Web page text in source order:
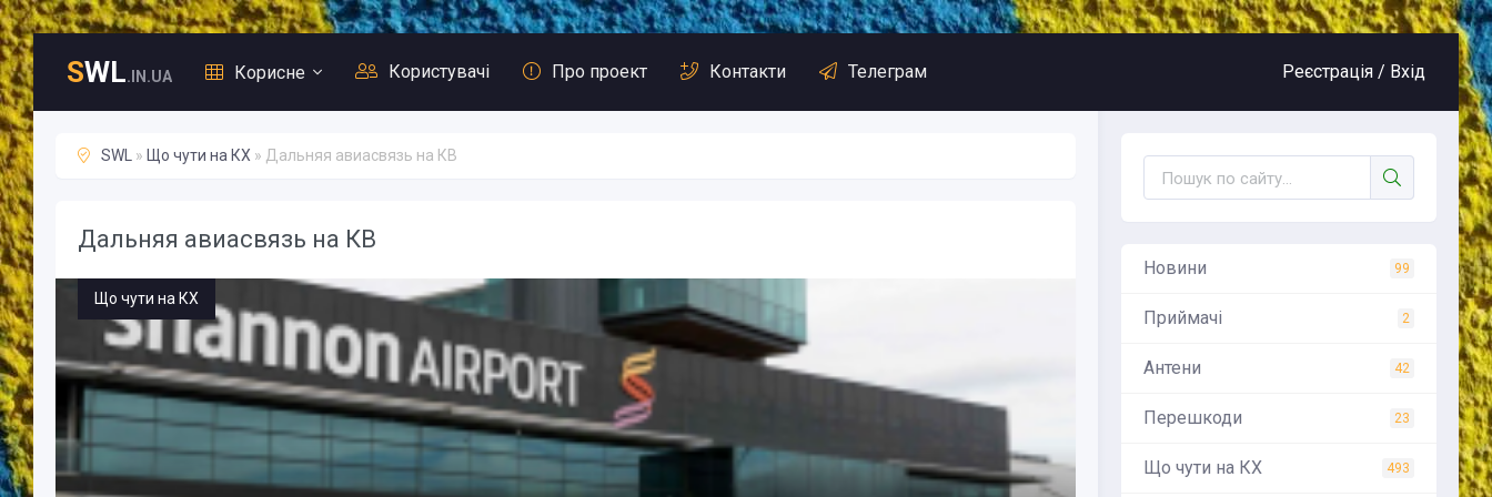
SWL.IN.UA Корисне Користувачі Про проект Контакти Телеграм Реєстрація / Вхід
SWL » Що чути на КХ » Дальняя авиасвязь на КВ
Дальняя авиасвязь на КВ
Що чути на КХ
Новини 99
Приймачі 2
Антени 42
Перешкоди 23
Що чути на КХ 493